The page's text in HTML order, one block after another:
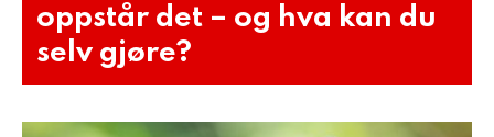
oppstår det – og hva kan du
selv gjøre?